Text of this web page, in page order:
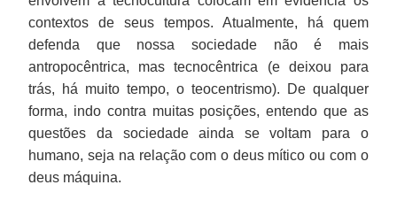
contextos de seus tempos. Atualmente, há quem
defenda que nossa sociedade não é mais
antropocêntrica, mas tecnocêntrica (e deixou para
trás, há muito tempo, o teocentrismo). De qualquer
forma, indo contra muitas posições, entendo que as
questões da sociedade ainda se voltam para o
humano, seja na relação com o deus mítico ou com o
deus máquina.